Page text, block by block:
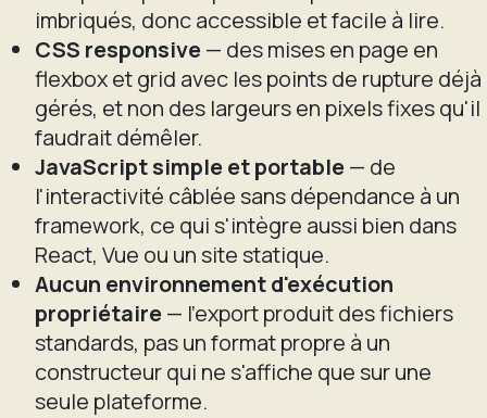
imbriqués, donc accessible et facile à lire.
CSS responsive— des mises en page en
flexbox et grid avec les points de rupture déjà
gérés, et non des largeurs en pixels fixes qu'il
faudrait démêler.
JavaScript simple et portable— de
l'interactivité câblée sans dépendance à un
framework, ce qui s'intègre aussi bien dans
React, Vue ou un site statique.
Aucun environnement d'exécution
propriétaire— l'export produit des fichiers
standards, pas un format propre à un
constructeur qui ne s'affiche que sur une
seule plateforme.